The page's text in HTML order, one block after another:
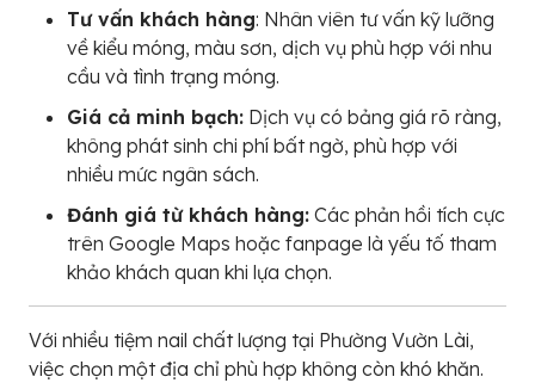
Tư vấn khách hàng: Nhân viên tư vấn kỹ lưỡng
về kiểu móng, màu sơn, dịch vụ phù hợp với nhu
cầu và tình trạng móng.
Giá cả minh bạch: Dịch vụ có bảng giá rõ ràng,
không phát sinh chi phí bất ngờ, phù hợp với
nhiều mức ngân sách.
Đánh giá từ khách hàng: Các phản hồi tích cực
trên Google Maps hoặc fanpage là yếu tố tham
khảo khách quan khi lựa chọn.
Với nhiều tiệm nail chất lượng tại Phường Vườn Lài,
việc chọn một địa chỉ phù hợp không còn khó khăn.